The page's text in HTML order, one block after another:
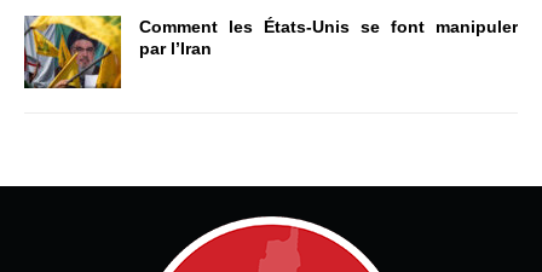
Comment les États-Unis se font manipuler
par l’Iran